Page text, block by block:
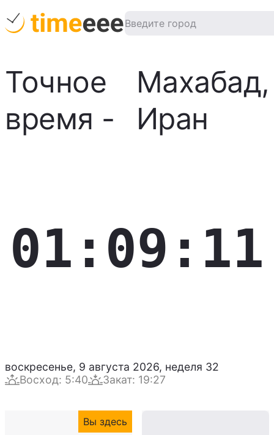
Точное
время -
Махабад,
Иран
01:09:12
воскресенье, 9 августа 2026, неделя 32
Восход: 5:40 Закат: 19:27
Вы здесь